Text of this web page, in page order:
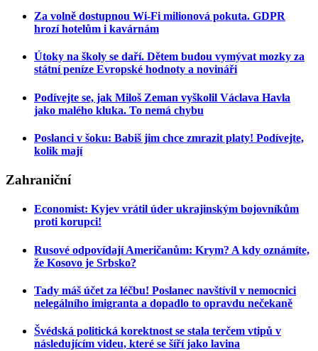
Za volně dostupnou Wi-Fi milionová pokuta. GDPR
hrozí hotelům i kavárnám
Útoky na školy se daří. Dětem budou vymývat mozky za
státní peníze Evropské hodnoty a novináři
Podívejte se, jak Miloš Zeman vyškolil Václava Havla
jako malého kluka. To nemá chybu
Poslanci v šoku: Babiš jim chce zmrazit platy! Podívejte,
kolik mají
Zahraniční
Economist: Kyjev vrátil úder ukrajinským bojovníkům
proti korupci!
Rusové odpovídají Američanům: Krym? A kdy oznámíte,
že Kosovo je Srbsko?
Tady máš účet za léčbu! Poslanec navštívil v nemocnici
nelegálního imigranta a dopadlo to opravdu nečekaně
Švédská politická korektnost se stala terčem vtipů v
následujícím videu, které se šíří jako lavina